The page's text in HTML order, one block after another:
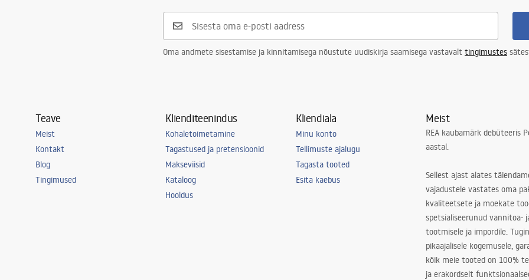
Oma andmete sisestamise ja kinnitamisega nõustute uudiskirja saamisega vastavalt tingimustes
Teave
Meist
Kontakt
Blog
Tingimused
Klienditeenindus
Kohaletoimetamine
Tagastused ja pretensioonid
Makseviisid
Kataloog
Hooldus
Kliendiala
Minu konto
Tellimuste ajalugu
Tagasta tooted
Esita kaebus
Meist
REA kaubamärk debüteeris
aastal.
Sellest ajast alates
vajadustele vastates oma
kvaliteetsete ja moekate
spetsialiseerunud vannitoa-
tootmisele ja impordile.
pikaajalisele kogemusele,
kõik meie tooted on 100%
ja erakordselt